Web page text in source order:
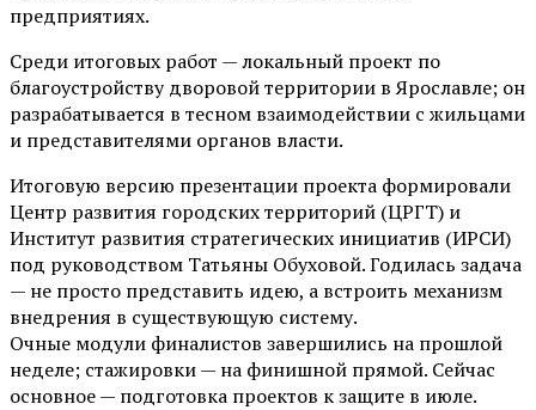
предприятиях.
Среди итоговых работ — локальный проект по
благоустройству дворовой территории в Ярославле; он
разрабатывается в тесном взаимодействии с жильцами
и представителями органов власти.
Итоговую версию презентации проекта формировали
Центр развития городских территорий (ЦРГТ) и
Институт развития стратегических инициатив (ИРСИ)
под руководством Татьяны Обуховой. Годилась задача
— не просто представить идею, а встроить механизм
внедрения в существующую систему.
Очные модули финалистов завершились на прошлой
неделе; стажировки — на финишной прямой. Сейчас
основное — подготовка проектов к защите в июле.